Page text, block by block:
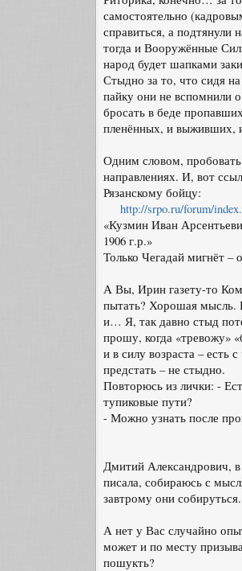
самостоятельно
справиться, а
тогда и Вооружённые
народ будет шапками
Стыдно за то, что сидя
пайку они не вспомнили
бросать в беде
пленённых, и выживших,
Одним словом,
направлениях. И, вот
Рязанскому бойцу:
http://srpo.ru/forum/
«Кузмин Иван
1906 г.р.»
Только Чегадай мигнёт –
А Вы, Ирин газету-то
пытать? Хорошая мысль.
и… Я, так давно стыд
прошу, когда «тревожу»
и в силу возраста – есть
предстать – не стыдно.
Повторюсь из лички: -
тупиковые пути?
- Можно узнать после
Дмитий Александрович, в
писала, собираюсь с
завтрому они
А нет у Вас случайно
может и по месту
пошукть?